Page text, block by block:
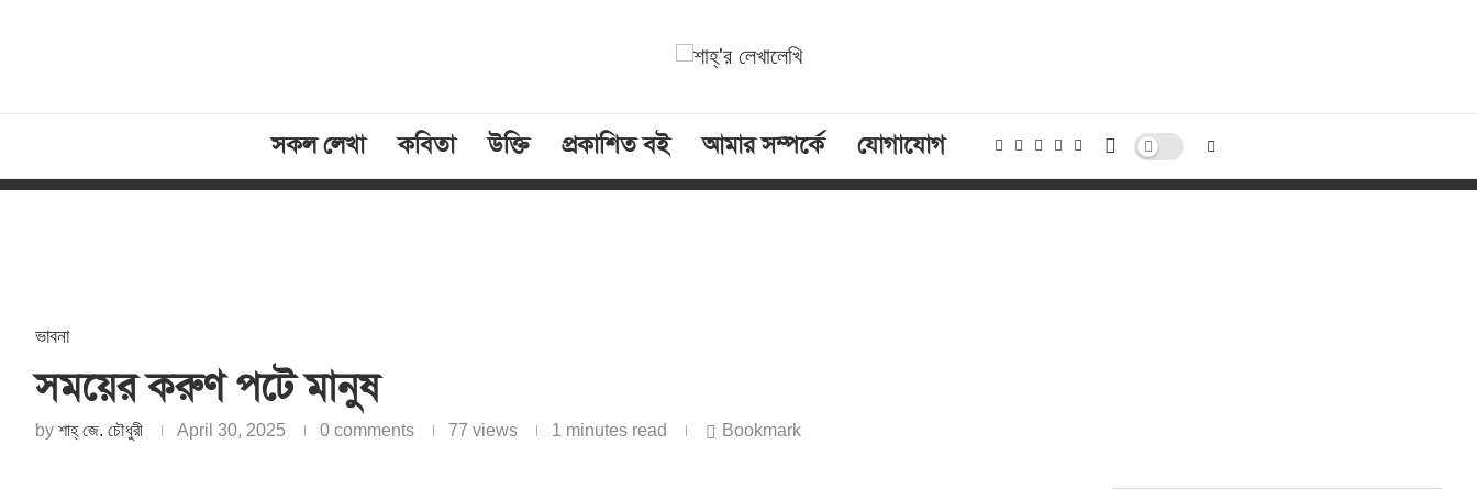
সকল লেখা কবিতা উক্তি প্রকাশিত বই আমার সম্পর্কে যোগাযোগ
ভাবনা
সময়ের করুণ পটে মানুষ
by শাহ্‌ জে. চৌধুরী April 30, 2025 0 comments 77 views 1 minutes read Bookmark